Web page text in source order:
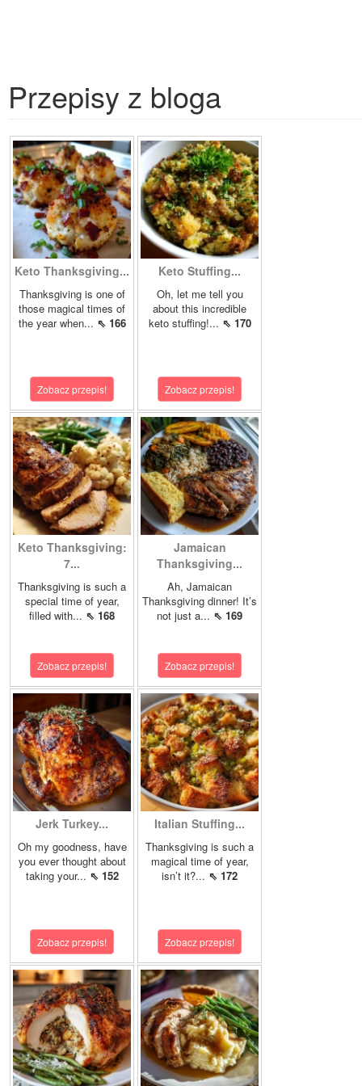
Przepisy z bloga
Keto Thanksgiving...
Thanksgiving is one of
those magical times of
the year when... ⇖ 166
Zobacz przepis!
Keto Stuffing...
Oh, let me tell you
about this incredible
keto stuffing!... ⇖ 170
Zobacz przepis!
Keto Thanksgiving:
7...
Thanksgiving is such a
special time of year,
filled with... ⇖ 168
Zobacz przepis!
Jamaican
Thanksgiving...
Ah, Jamaican
Thanksgiving dinner! It’s
not just a... ⇖ 169
Zobacz przepis!
Jerk Turkey...
Oh my goodness, have
you ever thought about
taking your... ⇖ 152
Zobacz przepis!
Italian Stuffing...
Thanksgiving is such a
magical time of year,
isn’t it?... ⇖ 172
Zobacz przepis!